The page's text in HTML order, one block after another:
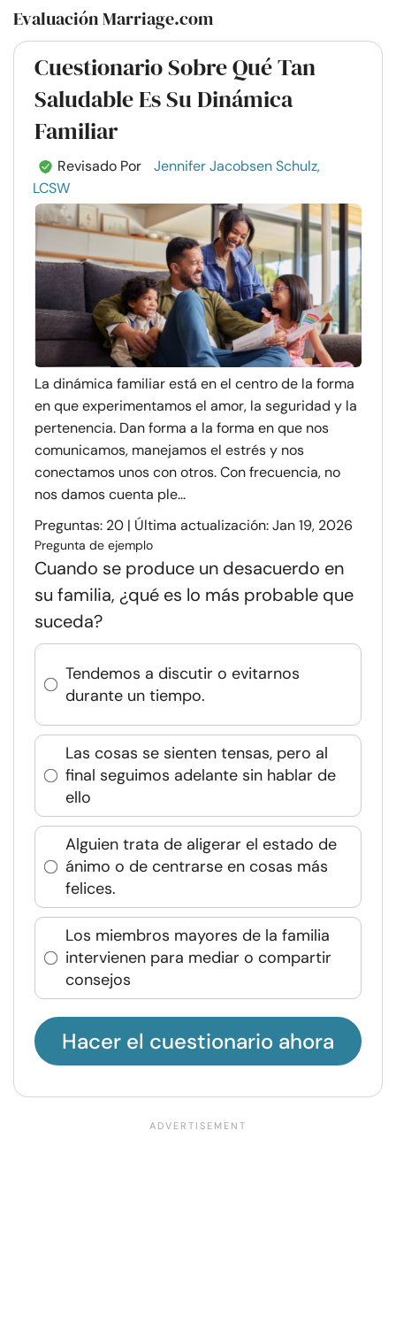
Evaluación Marriage.com
Cuestionario Sobre Qué Tan
Saludable Es Su Dinámica
Familiar
Revisado Por
Jennifer Jacobsen Schulz,
LCSW
La dinámica familiar está en el centro de la forma
en que experimentamos el amor, la seguridad y la
pertenencia. Dan forma a la forma en que nos
comunicamos, manejamos el estrés y nos
conectamos unos con otros. Con frecuencia, no
nos damos cuenta ple...
Preguntas: 20 | Última actualización: Jan 19, 2026
Pregunta de ejemplo
Cuando se produce un desacuerdo en
su familia, ¿qué es lo más probable que
suceda?
Tendemos a discutir o evitarnos
durante un tiempo.
Las cosas se sienten tensas, pero al
final seguimos adelante sin hablar de
ello
Alguien trata de aligerar el estado de
ánimo o de centrarse en cosas más
felices.
Los miembros mayores de la familia
intervienen para mediar o compartir
consejos
Hacer el cuestionario ahora